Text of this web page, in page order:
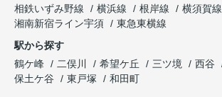
相鉄いずみ野線
横浜線 根岸線
横須賀線
湘南新宿ライン宇須
東急東横線
駅から探す
鶴ケ峰
二俣川 希望ケ丘 三ツ境 西谷
保土ケ谷
東戸塚 和田町